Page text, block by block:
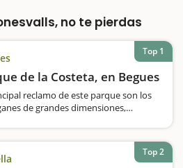
no te pierdas
de la Costeta, en Begues
reclamo de este parque son los
de grandes dimensiones,
un área de cuerdas y una zona
Eso, sí, os recordamos…
Top 1
Top 2